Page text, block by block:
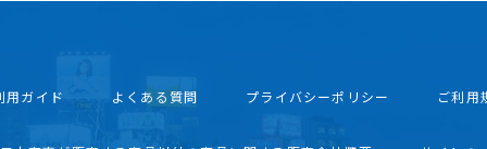
用ガイド よくある質問 プライバシーポリシー ご利用